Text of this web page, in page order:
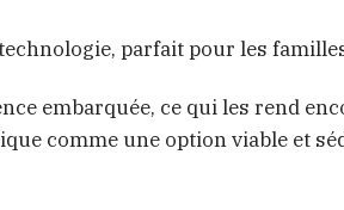
parfait pour les
embarquée, ce qui les rend
comme une option viable et